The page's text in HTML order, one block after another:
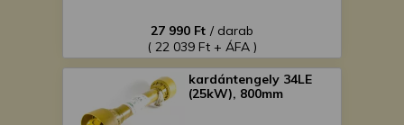
27 990 Ft / darab
( 22 039 Ft + ÁFA )
kardántengely 34LE
(25kW), 800mm